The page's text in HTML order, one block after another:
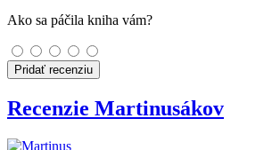
Ako sa páčila kniha vám?
Pridať recenziu
Recenzie Martinusákov